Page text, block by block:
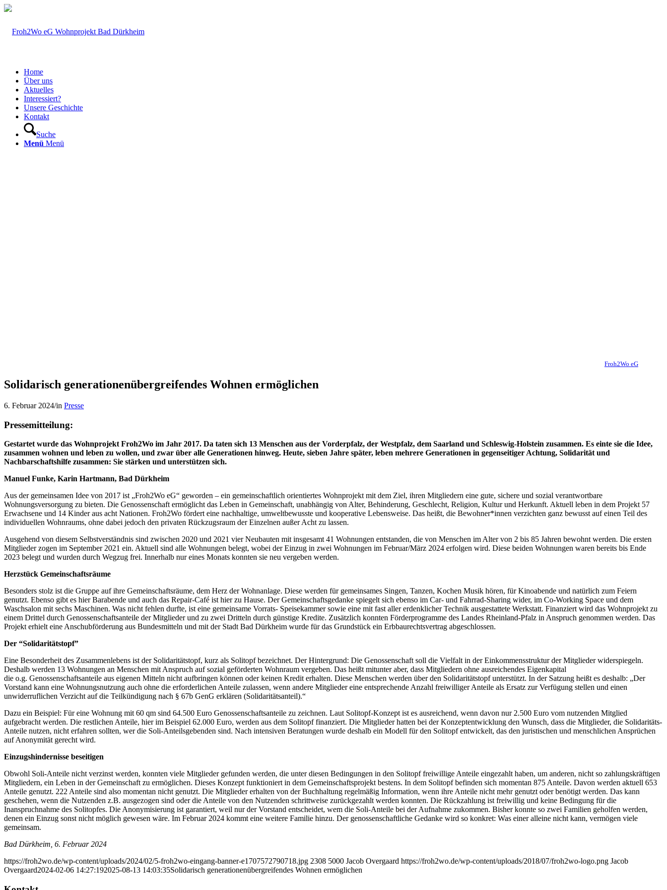
Home
Über uns
Aktuelles
Interessiert?
Unsere Geschichte
Kontakt
Suche
Menü Menü
Froh2Wo eG
Solidarisch generationenübergreifendes Wohnen ermöglichen
6. Februar 2024/in Presse
Pressemitteilung:
Gestartet wurde das Wohnprojekt Froh2Wo im Jahr 2017. Da taten sich 13 Menschen aus der Vorderpfalz, der Westpfalz, dem Saarland und Schleswig-Holstein zusammen. Es einte sie die Idee,
zusammen wohnen und leben zu wollen, und zwar über alle Generationen hinweg. Heute, sieben Jahre später, leben mehrere Generationen in gegenseitiger Achtung, Solidarität und
Nachbarschaftshilfe zusammen: Sie stärken und unterstützen sich.
Manuel Funke, Karin Hartmann, Bad Dürkheim
Aus der gemeinsamen Idee von 2017 ist „Froh2Wo eG“ geworden – ein gemeinschaftlich orientiertes Wohnprojekt mit dem Ziel, ihren Mitgliedern eine gute, sichere und sozial verantwortbare
Wohnungsversorgung zu bieten. Die Genossenschaft ermöglicht das Leben in Gemeinschaft, unabhängig von Alter, Behinderung, Geschlecht, Religion, Kultur und Herkunft. Aktuell leben in dem Projekt 57
Erwachsene und 14 Kinder aus acht Nationen. Froh2Wo fördert eine nachhaltige, umweltbewusste und kooperative Lebensweise. Das heißt, die Bewohner*innen verzichten ganz bewusst auf einen Teil des
individuellen Wohnraums, ohne dabei jedoch den privaten Rückzugsraum der Einzelnen außer Acht zu lassen.
Ausgehend von diesem Selbstverständnis sind zwischen 2020 und 2021 vier Neubauten mit insgesamt 41 Wohnungen entstanden, die von Menschen im Alter von 2 bis 85 Jahren bewohnt werden. Die ersten
Mitglieder zogen im September 2021 ein. Aktuell sind alle Wohnungen belegt, wobei der Einzug in zwei Wohnungen im Februar/März 2024 erfolgen wird. Diese beiden Wohnungen waren bereits bis Ende
2023 belegt und wurden durch Wegzug frei. Innerhalb nur eines Monats konnten sie neu vergeben werden.
Herzstück Gemeinschaftsräume
Besonders stolz ist die Gruppe auf ihre Gemeinschaftsräume, dem Herz der Wohnanlage. Diese werden für gemeinsames Singen, Tanzen, Kochen Musik hören, für Kinoabende und natürlich zum Feiern
genutzt. Ebenso gibt es hier Barabende und auch das Repair-Café ist hier zu Hause. Der Gemeinschaftsgedanke spiegelt sich ebenso im Car- und Fahrrad-Sharing wider, im Co-Working Space und dem
Waschsalon mit sechs Maschinen. Was nicht fehlen durfte, ist eine gemeinsame Vorrats- Speisekammer sowie eine mit fast aller erdenklicher Technik ausgestattete Werkstatt. Finanziert wird das Wohnprojekt zu
einem Drittel durch Genossenschaftsanteile der Mitglieder und zu zwei Dritteln durch günstige Kredite. Zusätzlich konnten Förderprogramme des Landes Rheinland-Pfalz in Anspruch genommen werden. Das
Projekt erhielt eine Anschubförderung aus Bundesmitteln und mit der Stadt Bad Dürkheim wurde für das Grundstück ein Erbbaurechtsvertrag abgeschlossen.
Der “Solidaritätstopf”
Eine Besonderheit des Zusammenlebens ist der Solidaritätstopf, kurz als Solitopf bezeichnet. Der Hintergrund: Die Genossenschaft soll die Vielfalt in der Einkommensstruktur der Mitglieder widerspiegeln.
Deshalb werden 13 Wohnungen an Menschen mit Anspruch auf sozial geförderten Wohnraum vergeben. Das heißt mitunter aber, dass Mitgliedern ohne ausreichendes Eigenkapital
die o.g. Genossenschaftsanteile aus eigenen Mitteln nicht aufbringen können oder keinen Kredit erhalten. Diese Menschen werden über den Solidaritätstopf unterstützt. In der Satzung heißt es deshalb: „Der
Vorstand kann eine Wohnungsnutzung auch ohne die erforderlichen Anteile zulassen, wenn andere Mitglieder eine entsprechende Anzahl freiwilliger Anteile als Ersatz zur Verfügung stellen und einen
unwiderruflichen Verzicht auf die Teilkündigung nach § 67b GenG erklären (Solidaritätsanteil).“
Dazu ein Beispiel: Für eine Wohnung mit 60 qm sind 64.500 Euro Genossenschaftsanteile zu zeichnen. Laut Solitopf-Konzept ist es ausreichend, wenn davon nur 2.500 Euro vom nutzenden Mitglied
aufgebracht werden. Die restlichen Anteile, hier im Beispiel 62.000 Euro, werden aus dem Solitopf finanziert. Die Mitglieder hatten bei der Konzeptentwicklung den Wunsch, dass die Mitglieder, die Solidaritäts-
Anteile nutzen, nicht erfahren sollten, wer die Soli-Anteilsgebenden sind. Nach intensiven Beratungen wurde deshalb ein Modell für den Solitopf entwickelt, das den juristischen und menschlichen Ansprüchen
auf Anonymität gerecht wird.
Einzugshindernisse beseitigen
Obwohl Soli-Anteile nicht verzinst werden, konnten viele Mitglieder gefunden werden, die unter diesen Bedingungen in den Solitopf freiwillige Anteile eingezahlt haben, um anderen, nicht so zahlungskräftigen
Mitgliedern, ein Leben in der Gemeinschaft zu ermöglichen. Dieses Konzept funktioniert in dem Gemeinschaftsprojekt bestens. In dem Solitopf befinden sich momentan 875 Anteile. Davon werden aktuell 653
Anteile genutzt. 222 Anteile sind also momentan nicht genutzt. Die Mitglieder erhalten von der Buchhaltung regelmäßig Information, wenn ihre Anteile nicht mehr genutzt oder benötigt werden. Das kann
geschehen, wenn die Nutzenden z.B. ausgezogen sind oder die Anteile von den Nutzenden schrittweise zurückgezahlt werden konnten. Die Rückzahlung ist freiwillig und keine Bedingung für die
Inanspruchnahme des Solitopfes. Die Anonymisierung ist garantiert, weil nur der Vorstand entscheidet, wem die Soli-Anteile bei der Aufnahme zukommen. Bisher konnte so zwei Familien geholfen werden,
denen ein Einzug sonst nicht möglich gewesen wäre. Im Februar 2024 kommt eine weitere Familie hinzu. Der genossenschaftliche Gedanke wird so konkret: Was einer alleine nicht kann, vermögen viele
gemeinsam.
Bad Dürkheim, 6. Februar 2024
https://froh2wo.de/wp-content/uploads/2024/02/5-froh2wo-eingang-banner-e1707572790718.jpg 2308 5000 Jacob Overgaard https://froh2wo.de/wp-content/uploads/2018/07/froh2wo-logo.png Jacob
Overgaard2024-02-06 14:27:192025-08-13 14:03:35Solidarisch generationenübergreifendes Wohnen ermöglichen